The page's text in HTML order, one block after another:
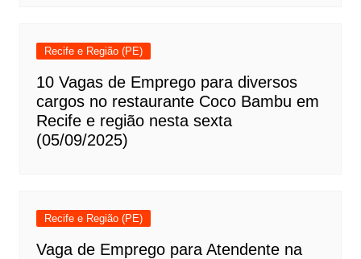
Recife e Região (PE)
10 Vagas de Emprego para diversos
cargos no restaurante Coco Bambu em
Recife e região nesta sexta
(05/09/2025)
Recife e Região (PE)
Vaga de Emprego para Atendente na